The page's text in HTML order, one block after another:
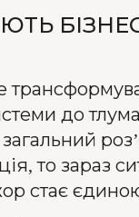
до
то зараз
стає